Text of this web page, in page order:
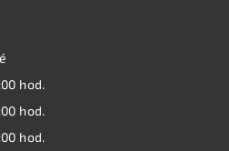
hod.
hod.
hod.